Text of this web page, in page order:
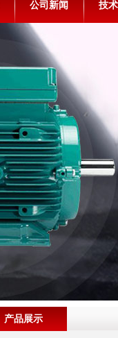
公司新闻 技
产品展示